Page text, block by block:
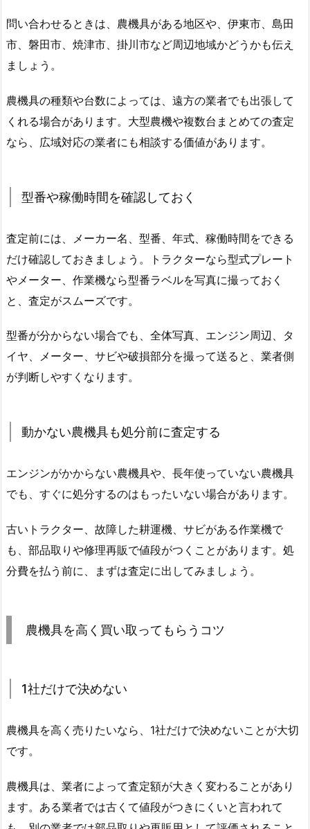
問い合わせるときは、農機具がある地区や、伊東市、島田
市、磐田市、焼津市、掛川市など周辺地域かどうかも伝え
ましょう。
農機具の種類や台数によっては、遠方の業者でも出張して
くれる場合があります。大型農機や複数台まとめての査定
なら、広域対応の業者にも相談する価値があります。
型番や稼働時間を確認しておく
査定前には、メーカー名、型番、年式、稼働時間をできる
だけ確認しておきましょう。トラクターなら型式プレート
やメーター、作業機なら型番ラベルを写真に撮っておく
と、査定がスムーズです。
型番が分からない場合でも、全体写真、エンジン周辺、タ
イヤ、メーター、サビや破損部分を撮って送ると、業者側
が判断しやすくなります。
動かない農機具も処分前に査定する
エンジンがかからない農機具や、長年使っていない農機具
でも、すぐに処分するのはもったいない場合があります。
古いトラクター、故障した耕運機、サビがある作業機で
も、部品取りや修理再販で値段がつくことがあります。処
分費を払う前に、まずは査定に出してみましょう。
農機具を高く買い取ってもらうコツ
1社だけで決めない
農機具を高く売りたいなら、1社だけで決めないことが大切
です。
農機具は、業者によって査定額が大きく変わることがあり
ます。ある業者では古くて値段がつきにくいと言われて